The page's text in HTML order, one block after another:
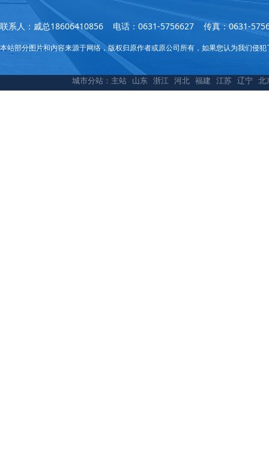
联系人：戚总18606410856 电话：0631-5756627 传真：0631-
本站部分图片和内容来源于网络，版权归原作者或原公司所有，如果您认为我们侵
城市分站： 主站 山东 浙江 河北 福建 江苏 辽宁 北